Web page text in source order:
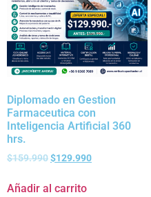
Diplomado en Gestion
Farmaceutica con
Inteligencia Artificial 360
hrs.
$159.990$129.990
Añadir al carrito